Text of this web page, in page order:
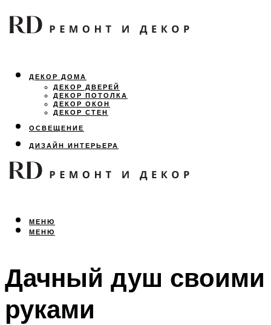
ДЕКОР ДОМА
ДЕКОР ДВЕРЕЙ
ДЕКОР ПОТОЛКА
ДЕКОР ОКОН
ДЕКОР СТЕН
ОСВЕЩЕНИЕ
ДИЗАЙН ИНТЕРЬЕРА
ЛАНДШАФТНЫЙ ДИЗАЙН
ВСЕ ПРО РЕМОНТ
МЕНЮ
МЕНЮ
Дачный душ своими
руками